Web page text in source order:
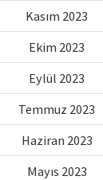
Kasım 2023
Ekim 2023
Eylül 2023
Temmuz 2023
Haziran 2023
Mayıs 2023